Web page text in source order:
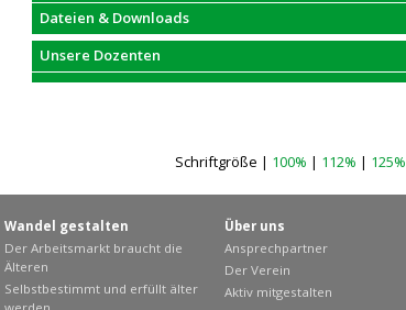
Dateien & Downloads
Unsere Dozenten
Schriftgröße | 100% | 112% | 125%
Wandel gestalten
Der Arbeitsmarkt braucht die
Älteren
Selbstbestimmt und erfüllt älter
Über uns
Ansprechpartner
Der Verein
Aktiv mitgestalten